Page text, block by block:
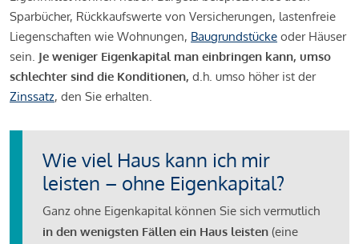
Sparbücher, Rückkaufswerte von Versicherungen, lastenfreie
Liegenschaften wie Wohnungen, Baugrundstücke oder Häuser
sein. Je weniger Eigenkapital man einbringen kann, umso
schlechter sind die Konditionen, d.h. umso höher ist der
Zinssatz, den Sie erhalten.
Wie viel Haus kann ich mir
leisten – ohne Eigenkapital?
Ganz ohne Eigenkapital können Sie sich vermutlich
in den wenigsten Fällen ein Haus leisten (eine